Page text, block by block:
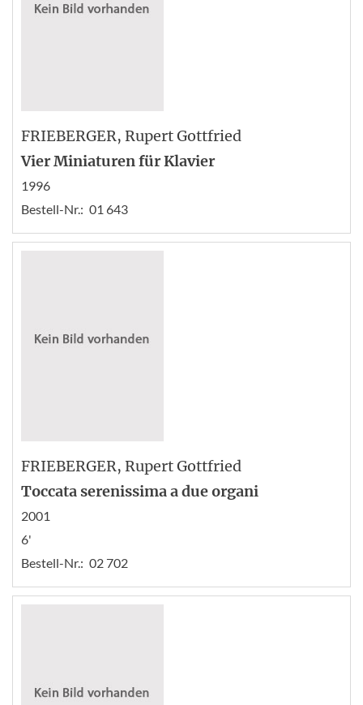
FRIEBERGER, Rupert Gottfried
Vier Miniaturen für Klavier
1996
Bestell-Nr.: 01 643
FRIEBERGER, Rupert Gottfried
Toccata serenissima a due organi
2001
6'
Bestell-Nr.: 02 702